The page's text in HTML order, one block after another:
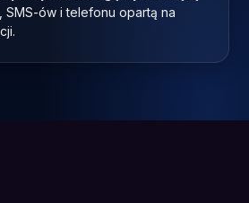
SMS-ów i telefonu opartą na